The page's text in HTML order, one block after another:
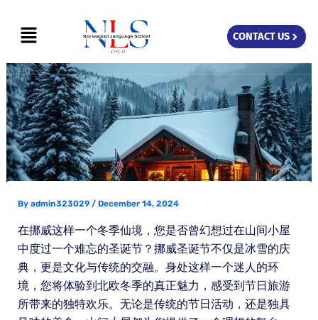
content
Menu CONTACT US
By admin323029 / December 14, 2024
在挪威这样一个冬季仙境，您是否曾幻想过在山间小屋
中度过一个难忘的圣诞节？挪威圣诞节不仅是冰雪的庆
典，更是文化与传统的交融。身处这样一个迷人的环
境，您将体验到北欧冬季的真正魅力，感受到节日旅游
所带来的独特欢乐。无论是传统的节日活动，还是独具